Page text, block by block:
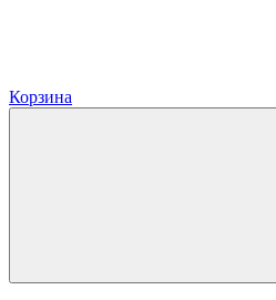
Корзина